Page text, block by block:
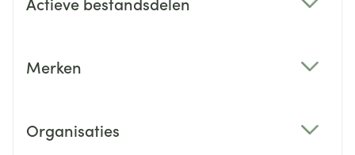
Merken
Organisaties